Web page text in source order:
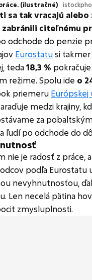
(ilustračné)
sa tak vracajú
zabránili citeľnému
odchode do penzie
Eurostatusi
teda18,3 %
režime. Spolu ide o
priemeru Európskej
medzi krajiny,
za
ľudí po odchode do
nie je radosť z práce,
podľa Eurostatu
nevyhnutnosťou,
Len necelá pätina
zmysluplnosti.